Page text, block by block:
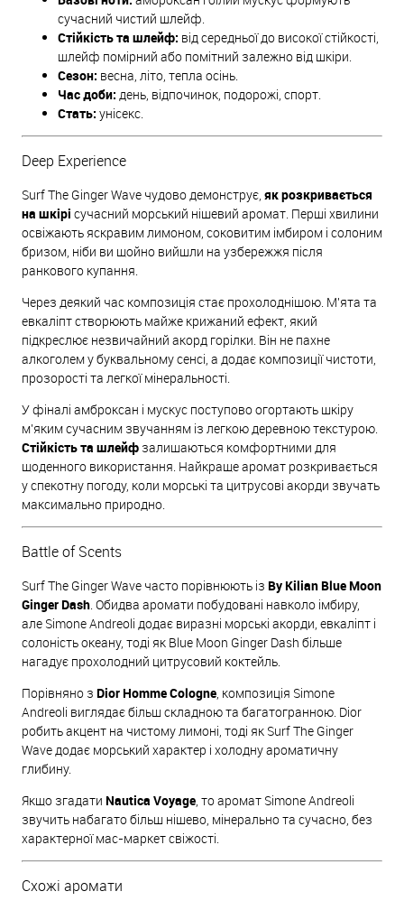
сучасний чистий шлейф.
Стійкість та шлейф: від середньої до високої стійкості,
шлейф помірний або помітний залежно від шкіри.
Сезон: весна, літо, тепла осінь.
Час доби: день, відпочинок, подорожі, спорт.
Стать: унісекс.
Deep Experience
Surf The Ginger Wave чудово демонструє, як розкривається
на шкірі сучасний морський нішевий аромат. Перші хвилини
освіжають яскравим лимоном, соковитим імбиром і солоним
бризом, ніби ви щойно вийшли на узбережжя після
ранкового купання.
Через деякий час композиція стає прохолоднішою. М'ята та
евкаліпт створюють майже крижаний ефект, який
підкреслює незвичайний акорд горілки. Він не пахне
алкоголем у буквальному сенсі, а додає композиції чистоти,
прозорості та легкої мінеральності.
У фіналі амброксан і мускус поступово огортають шкіру
м'яким сучасним звучанням із легкою деревною текстурою.
Стійкість та шлейф залишаються комфортними для
щоденного використання. Найкраще аромат розкривається
у спекотну погоду, коли морські та цитрусові акорди звучать
максимально природно.
Battle of Scents
Surf The Ginger Wave часто порівнюють із By Kilian Blue Moon
Ginger Dash. Обидва аромати побудовані навколо імбиру,
але Simone Andreoli додає виразні морські акорди, евкаліпт і
солоність океану, тоді як Blue Moon Ginger Dash більше
нагадує прохолодний цитрусовий коктейль.
Порівняно з Dior Homme Cologne, композиція Simone
Andreoli виглядає більш складною та багатогранною. Dior
робить акцент на чистому лимоні, тоді як Surf The Ginger
Wave додає морський характер і холодну ароматичну
глибину.
Якщо згадати Nautica Voyage, то аромат Simone Andreoli
звучить набагато більш нішево, мінерально та сучасно, без
характерної мас-маркет свіжості.
Схожі аромати